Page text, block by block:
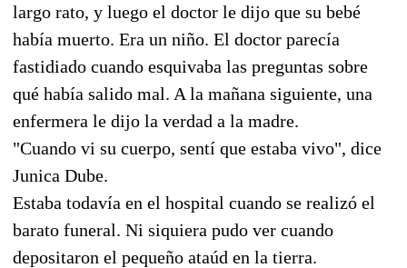
largo rato, y luego el doctor le dijo que su bebé
había muerto. Era un niño. El doctor parecía
fastidiado cuando esquivaba las preguntas sobre
qué había salido mal. A la mañana siguiente, una
enfermera le dijo la verdad a la madre.
"Cuando vi su cuerpo, sentí que estaba vivo", dice
Junica Dube.
Estaba todavía en el hospital cuando se realizó el
barato funeral. Ni siquiera pudo ver cuando
depositaron el pequeño ataúd en la tierra.